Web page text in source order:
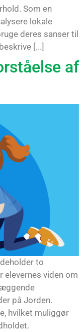
Som en
lokale
deres sanser til
[...]
af
to
viden om
på Jorden.
hvilket muliggør